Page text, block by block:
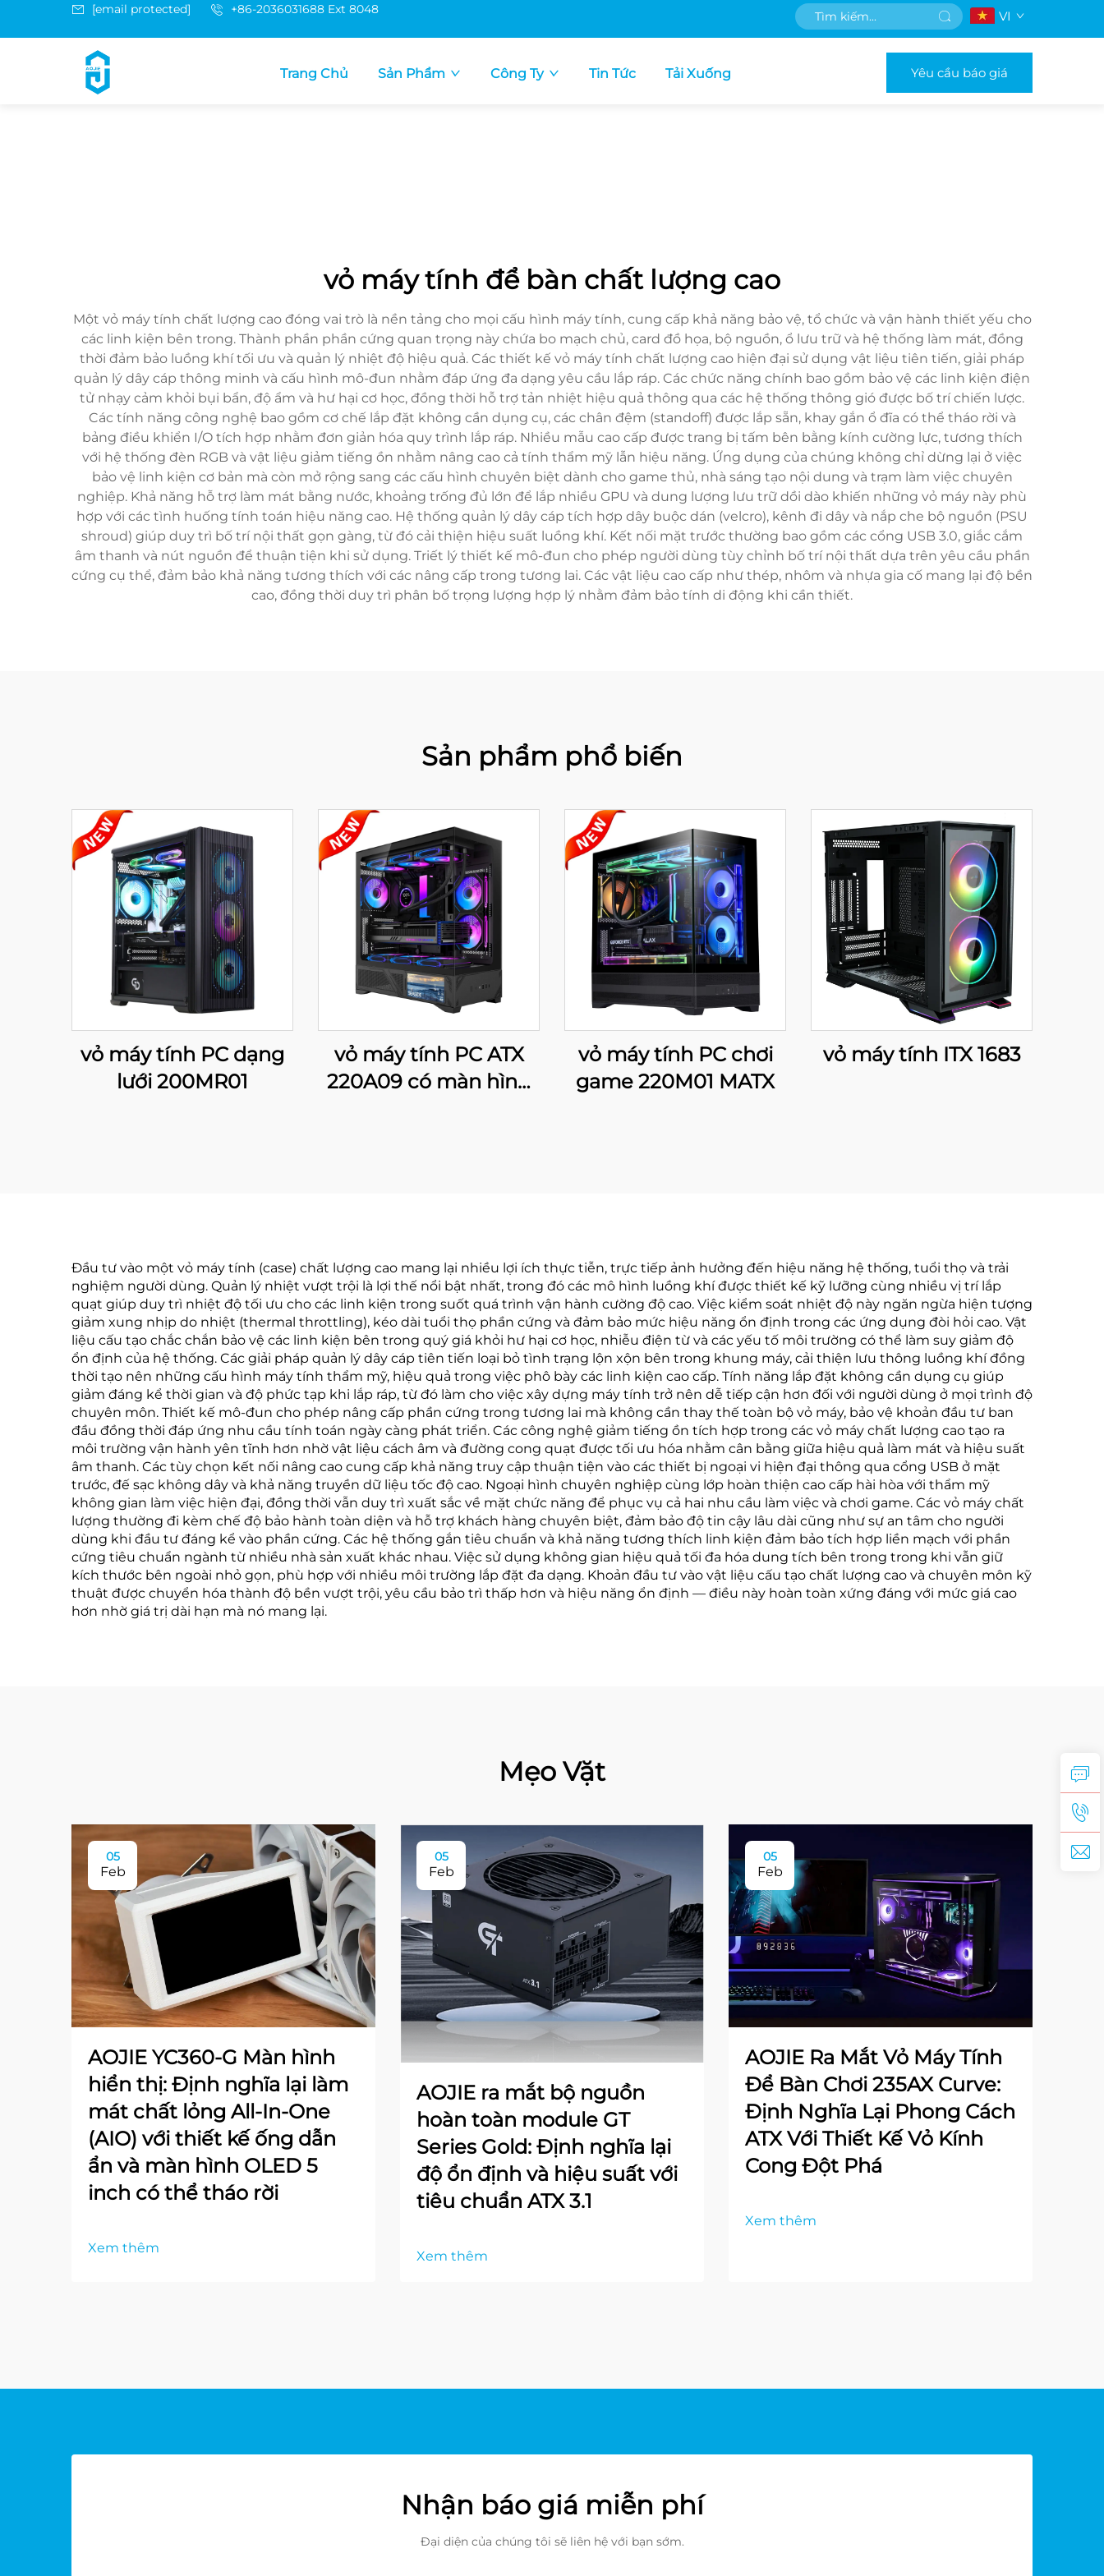
[email protected] +86-2036031688 Ext 8048 VI
Trang Chủ Sản Phẩm Công Ty Tin Tức Tải Xuống Yêu cầu báo giá
vỏ máy tính để bàn chất lượng cao
Một vỏ máy tính chất lượng cao đóng vai trò là nền tảng cho mọi cấu hình máy tính, cung cấp khả năng bảo vệ, tổ chức và vận hành thiết yếu cho
các linh kiện bên trong. Thành phần phần cứng quan trọng này chứa bo mạch chủ, card đồ họa, bộ nguồn, ổ lưu trữ và hệ thống làm mát, đồng
thời đảm bảo luồng khí tối ưu và quản lý nhiệt độ hiệu quả. Các thiết kế vỏ máy tính chất lượng cao hiện đại sử dụng vật liệu tiên tiến, giải pháp
quản lý dây cáp thông minh và cấu hình mô-đun nhằm đáp ứng đa dạng yêu cầu lắp ráp. Các chức năng chính bao gồm bảo vệ các linh kiện điện
tử nhạy cảm khỏi bụi bẩn, độ ẩm và hư hại cơ học, đồng thời hỗ trợ tản nhiệt hiệu quả thông qua các hệ thống thông gió được bố trí chiến lược.
Các tính năng công nghệ bao gồm cơ chế lắp đặt không cần dụng cụ, các chân đệm (standoff) được lắp sẵn, khay gắn ổ đĩa có thể tháo rời và
bảng điều khiển I/O tích hợp nhằm đơn giản hóa quy trình lắp ráp. Nhiều mẫu cao cấp được trang bị tấm bên bằng kính cường lực, tương thích
với hệ thống đèn RGB và vật liệu giảm tiếng ồn nhằm nâng cao cả tính thẩm mỹ lẫn hiệu năng. Ứng dụng của chúng không chỉ dừng lại ở việc
bảo vệ linh kiện cơ bản mà còn mở rộng sang các cấu hình chuyên biệt dành cho game thủ, nhà sáng tạo nội dung và trạm làm việc chuyên
nghiệp. Khả năng hỗ trợ làm mát bằng nước, khoảng trống đủ lớn để lắp nhiều GPU và dung lượng lưu trữ dồi dào khiến những vỏ máy này phù
hợp với các tình huống tính toán hiệu năng cao. Hệ thống quản lý dây cáp tích hợp dây buộc dán (velcro), kênh đi dây và nắp che bộ nguồn (PSU
shroud) giúp duy trì bố trí nội thất gọn gàng, từ đó cải thiện hiệu suất luồng khí. Kết nối mặt trước thường bao gồm các cổng USB 3.0, giắc cắm
âm thanh và nút nguồn để thuận tiện khi sử dụng. Triết lý thiết kế mô-đun cho phép người dùng tùy chỉnh bố trí nội thất dựa trên yêu cầu phần
cứng cụ thể, đảm bảo khả năng tương thích với các nâng cấp trong tương lai. Các vật liệu cao cấp như thép, nhôm và nhựa gia cố mang lại độ bền
cao, đồng thời duy trì phân bố trọng lượng hợp lý nhằm đảm bảo tính di động khi cần thiết.
Sản phẩm phổ biến
vỏ máy tính PC dạng
lưới 200MR01
vỏ máy tính PC ATX
220A09 có màn hình
vỏ máy tính PC chơi
game 220M01 MATX
vỏ máy tính ITX 1683
Đầu tư vào một vỏ máy tính (case) chất lượng cao mang lại nhiều lợi ích thực tiễn, trực tiếp ảnh hưởng đến hiệu năng hệ thống, tuổi thọ và trải
nghiệm người dùng. Quản lý nhiệt vượt trội là lợi thế nổi bật nhất, trong đó các mô hình luồng khí được thiết kế kỹ lưỡng cùng nhiều vị trí lắp
quạt giúp duy trì nhiệt độ tối ưu cho các linh kiện trong suốt quá trình vận hành cường độ cao. Việc kiểm soát nhiệt độ này ngăn ngừa hiện tượng
giảm xung nhịp do nhiệt (thermal throttling), kéo dài tuổi thọ phần cứng và đảm bảo mức hiệu năng ổn định trong các ứng dụng đòi hỏi cao. Vật
liệu cấu tạo chắc chắn bảo vệ các linh kiện bên trong quý giá khỏi hư hại cơ học, nhiễu điện từ và các yếu tố môi trường có thể làm suy giảm độ
ổn định của hệ thống. Các giải pháp quản lý dây cáp tiên tiến loại bỏ tình trạng lộn xộn bên trong khung máy, cải thiện lưu thông luồng khí đồng
thời tạo nên những cấu hình máy tính thẩm mỹ, hiệu quả trong việc phô bày các linh kiện cao cấp. Tính năng lắp đặt không cần dụng cụ giúp
giảm đáng kể thời gian và độ phức tạp khi lắp ráp, từ đó làm cho việc xây dựng máy tính trở nên dễ tiếp cận hơn đối với người dùng ở mọi trình độ
chuyên môn. Thiết kế mô-đun cho phép nâng cấp phần cứng trong tương lai mà không cần thay thế toàn bộ vỏ máy, bảo vệ khoản đầu tư ban
đầu đồng thời đáp ứng nhu cầu tính toán ngày càng phát triển. Các công nghệ giảm tiếng ồn tích hợp trong các vỏ máy chất lượng cao tạo ra
môi trường vận hành yên tĩnh hơn nhờ vật liệu cách âm và đường cong quạt được tối ưu hóa nhằm cân bằng giữa hiệu quả làm mát và hiệu suất
âm thanh. Các tùy chọn kết nối nâng cao cung cấp khả năng truy cập thuận tiện vào các thiết bị ngoại vi hiện đại thông qua cổng USB ở mặt
trước, đế sạc không dây và khả năng truyền dữ liệu tốc độ cao. Ngoại hình chuyên nghiệp cùng lớp hoàn thiện cao cấp hài hòa với thẩm mỹ
không gian làm việc hiện đại, đồng thời vẫn duy trì xuất sắc về mặt chức năng để phục vụ cả hai nhu cầu làm việc và chơi game. Các vỏ máy chất
lượng thường đi kèm chế độ bảo hành toàn diện và hỗ trợ khách hàng chuyên biệt, đảm bảo độ tin cậy lâu dài cũng như sự an tâm cho người
dùng khi đầu tư đáng kể vào phần cứng. Các hệ thống gắn tiêu chuẩn và khả năng tương thích linh kiện đảm bảo tích hợp liền mạch với phần
cứng tiêu chuẩn ngành từ nhiều nhà sản xuất khác nhau. Việc sử dụng không gian hiệu quả tối đa hóa dung tích bên trong trong khi vẫn giữ
kích thước bên ngoài nhỏ gọn, phù hợp với nhiều môi trường lắp đặt đa dạng. Khoản đầu tư vào vật liệu cấu tạo chất lượng cao và chuyên môn kỹ
thuật được chuyển hóa thành độ bền vượt trội, yêu cầu bảo trì thấp hơn và hiệu năng ổn định — điều này hoàn toàn xứng đáng với mức giá cao
hơn nhờ giá trị dài hạn mà nó mang lại.
Mẹo Vặt
05
Feb
AOJIE YC360-G Màn hình
hiển thị: Định nghĩa lại làm
mát chất lỏng All-In-One
(AIO) với thiết kế ống dẫn
ẩn và màn hình OLED 5
inch có thể tháo rời
Xem thêm
05
Feb
AOJIE ra mắt bộ nguồn
hoàn toàn module GT
Series Gold: Định nghĩa lại
độ ổn định và hiệu suất với
tiêu chuẩn ATX 3.1
Xem thêm
05
Feb
AOJIE Ra Mắt Vỏ Máy Tính
Để Bàn Chơi 235AX Curve:
Định Nghĩa Lại Phong Cách
ATX Với Thiết Kế Vỏ Kính
Cong Đột Phá
Xem thêm
Nhận báo giá miễn phí
Đại diện của chúng tôi sẽ liên hệ với bạn sớm.